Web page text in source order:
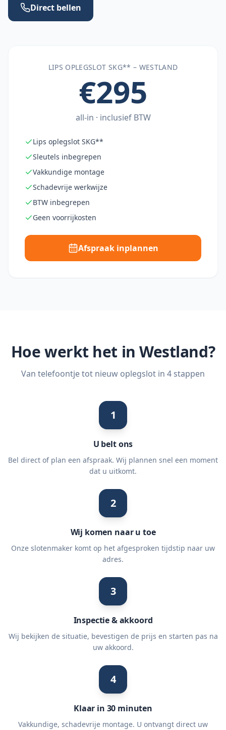
Direct bellen
LIPS OPLEGSLOT SKG** – WESTLAND
€295
all-in · inclusief BTW
Lips oplegslot SKG**
Sleutels inbegrepen
Vakkundige montage
Schadevrije werkwijze
BTW inbegrepen
Geen voorrijkosten
Afspraak inplannen
Hoe werkt het inWestland?
Van telefoontje tot nieuw oplegslot in 4 stappen
1
U belt ons
Bel direct of plan een afspraak. Wij plannen snel een moment
dat u uitkomt.
2
Wij komen naar u toe
Onze slotenmaker komt op het afgesproken tijdstip naar uw
adres.
3
Inspectie & akkoord
Wij bekijken de situatie, bevestigen de prijs en starten pas na
uw akkoord.
4
Klaar in 30 minuten
Vakkundige, schadevrije montage. U ontvangt direct uw